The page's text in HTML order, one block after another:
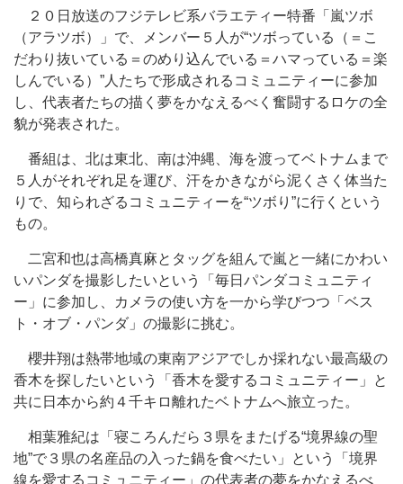
２０日放送のフジテレビ系バラエティー特番「嵐ツボ
（アラツボ）」で、メンバー５人が“ツボっている（＝こ
だわり抜いている＝のめり込んでいる＝ハマっている＝楽
しんでいる）”人たちで形成されるコミュニティーに参加
し、代表者たちの描く夢をかなえるべく奮闘するロケの全
貌が発表された。
番組は、北は東北、南は沖縄、海を渡ってベトナムまで
５人がそれぞれ足を運び、汗をかきながら泥くさく体当た
りで、知られざるコミュニティーを“ツボり”に行くという
もの。
二宮和也は高橋真麻とタッグを組んで嵐と一緒にかわい
いパンダを撮影したいという「毎日パンダコミュニティ
ー」に参加し、カメラの使い方を一から学びつつ「ベス
ト・オブ・パンダ」の撮影に挑む。
櫻井翔は熱帯地域の東南アジアでしか採れない最高級の
香木を探したいという「香木を愛するコミュニティー」と
共に日本から約４千キロ離れたベトナムへ旅立った。
相葉雅紀は「寝ころんだら３県をまたげる“境界線の聖
地”で３県の名産品の入った鍋を食べたい」という「境界
線を愛するコミュニティー」の代表者の夢をかなえるべ